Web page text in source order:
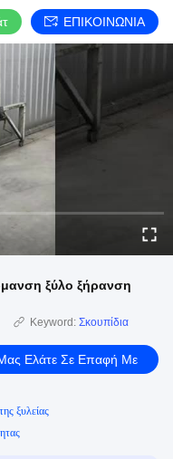
ΕΠΙΚΟΙΝΩΝΙΑ
ξύλο ξήρανση
Keyword: Σκουπίδια
Ελάτε Σε Επαφή Με
ξυλείας